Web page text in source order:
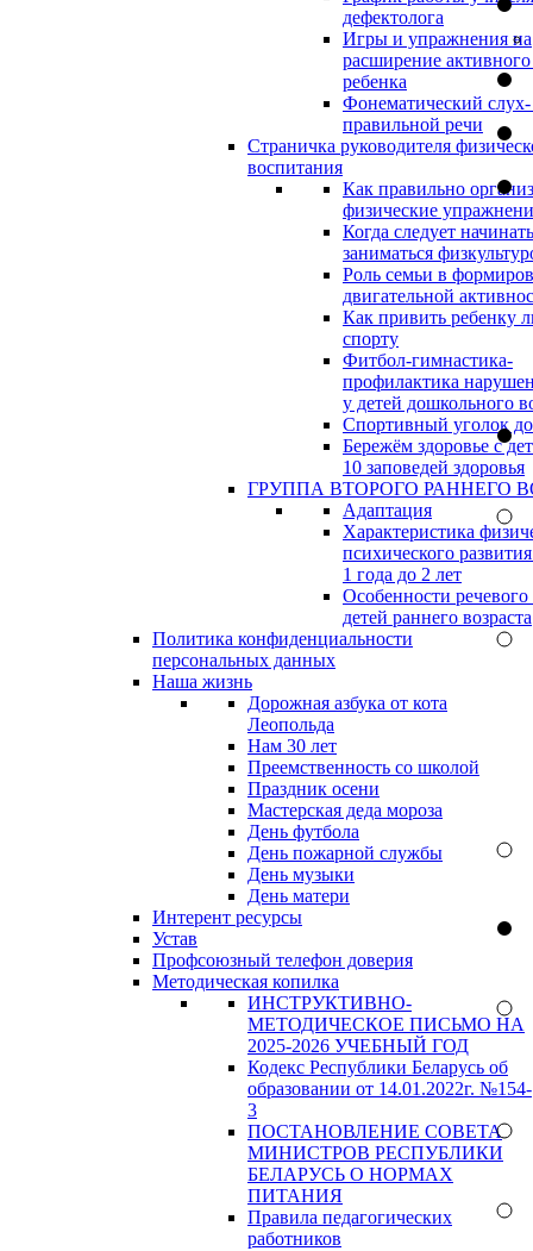
дефектолога
Игры и упражнения на
расширение активного
ребенка
Фонематический слух-
правильной речи
Страничка руководителя
воспитания
Как правильно
физические
Когда следует начинать
заниматься
Роль семьи в
двигательной
Как привить ребенку
спорту
Фитбол-гимнастика-
профилактика
у детей дошкольного
Спортивный уголок
Бережём здоровье с
10 заповедей здоровья
ГРУППА ВТОРОГО РАННЕГО
Адаптация
Характеристика
психического
1 года до 2 лет
Особенности речевого
детей раннего возраста
Политика конфиденциальности
персональных данных
Наша жизнь
Дорожная азбука от кота
Леопольда
Нам 30 лет
Преемственность со школой
Праздник осени
Мастерская деда мороза
День футбола
День пожарной службы
День музыки
День матери
Интерент ресурсы
Устав
Профсоюзный телефон доверия
Методическая копилка
ИНСТРУКТИВНО-
МЕТОДИЧЕСКОЕ ПИСЬМО НА
2025-2026 УЧЕБНЫЙ ГОД
Кодекс Республики Беларусь об
образовании от 14.01.2022г. №154-
3
ПОСТАНОВЛЕНИЕ СОВЕТА
МИНИСТРОВ РЕСПУБЛИКИ
БЕЛАРУСЬ О НОРМАХ
ПИТАНИЯ
Правила педагогических
работников